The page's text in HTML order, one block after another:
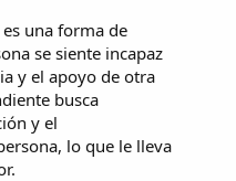
una forma de
se siente incapaz
y el apoyo de otra
busca
y el
lo que le lleva